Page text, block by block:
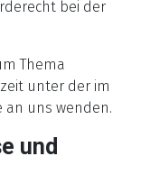
bei der
Thema
unter der im
an uns wenden.
und